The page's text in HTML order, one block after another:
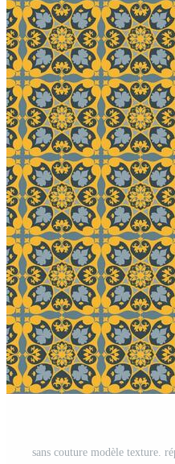
sans couture modèle texture.